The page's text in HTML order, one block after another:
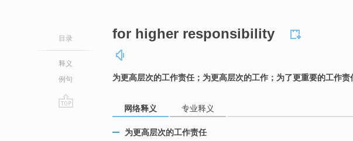
目录
释义
例句
for higher responsibility
为更高层次的工作责任；为更高层次的工作；为了更重要的工作责
网络释义 专业释义
为更高层次的工作责任